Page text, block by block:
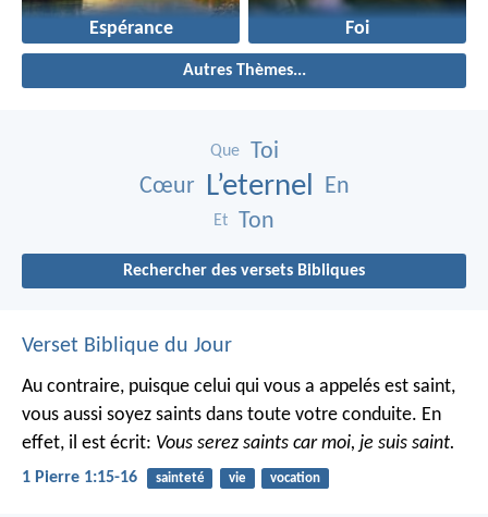
Espérance Foi
Autres Thèmes...
Que
Toi
Cœur L’eternel En
Et Ton
Rechercher des versets Bibliques
Verset Biblique du Jour
Au contraire, puisque celui qui vous a appelés est saint,
vous aussi soyez saints dans toute votre conduite. En
effet, il est écrit: Vous serez saints car moi, je suis saint.
1 Pierre 1:15-16 sainteté vie vocation